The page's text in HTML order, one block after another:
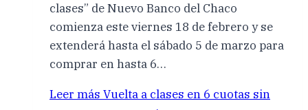
clases” de Nuevo Banco del Chaco
comienza este viernes 18 de febrero y se
extenderá hasta el sábado 5 de marzo para
comprar en hasta 6…
Leer más Vuelta a clases en 6 cuotas sin